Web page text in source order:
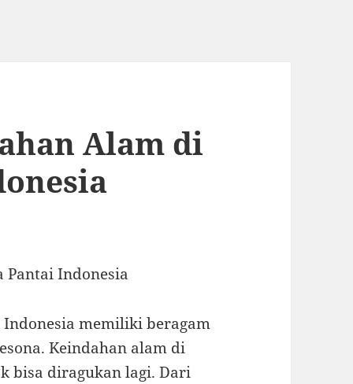
Alam di
Indonesia
memiliki beragam
Keindahan alam di
bisa diragukan lagi. Dari